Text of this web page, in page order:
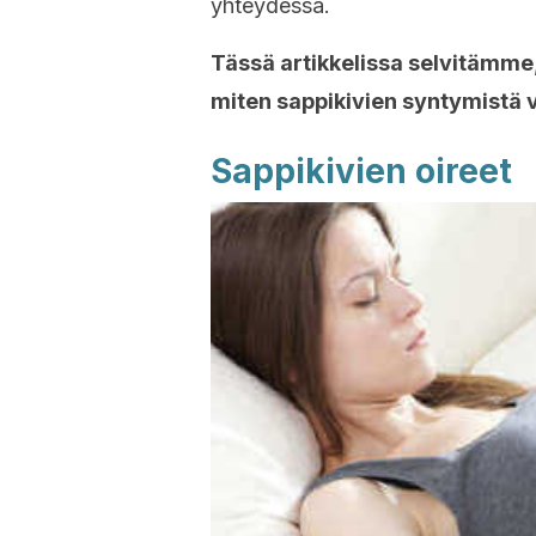
yhteydessä.
Tässä artikkelissa
miten sappikivien syntymistä
Sappikivien oireet